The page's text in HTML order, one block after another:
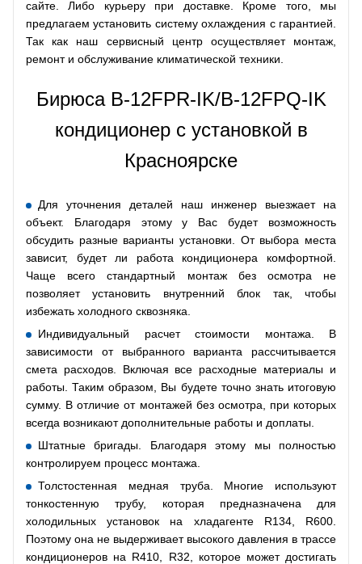
сайте. Либо курьеру при доставке. Кроме того, мы
предлагаем установить систему охлаждения с гарантией.
Так как наш сервисный центр осуществляет монтаж,
ремонт и обслуживание климатической техники.
Бирюса B-12FPR-IK/B-12FPQ-IK
кондиционер с установкой в
Красноярске
Для уточнения деталей наш инженер выезжает на
объект. Благодаря этому у Вас будет возможность
обсудить разные варианты установки. От выбора места
зависит, будет ли работа кондиционера комфортной.
Чаще всего стандартный монтаж без осмотра не
позволяет установить внутренний блок так, чтобы
избежать холодного сквозняка.
Индивидуальный расчет стоимости монтажа. В
зависимости от выбранного варианта рассчитывается
смета расходов. Включая все расходные материалы и
работы. Таким образом, Вы будете точно знать итоговую
сумму. В отличие от монтажей без осмотра, при которых
всегда возникают дополнительные работы и доплаты.
Штатные бригады. Благодаря этому мы полностью
контролируем процесс монтажа.
Толстостенная медная труба. Многие используют
тонкостенную трубу, которая предназначена для
холодильных установок на хладагенте R134, R600.
Поэтому она не выдерживает высокого давления в трассе
кондиционеров на R410, R32, которое может достигать